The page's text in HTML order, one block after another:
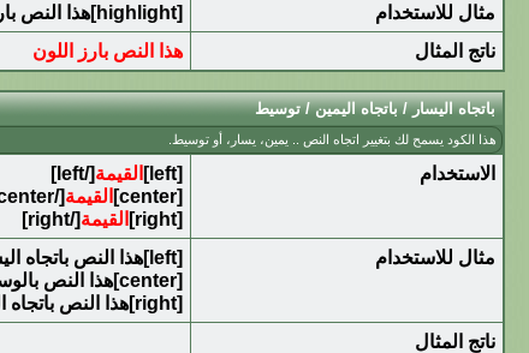
مثال للاستخدام
[highlight]هذا النص بارز اللون[/highlight]
ناتج المثال
هذا النص بارز اللون
باتجاه اليسار / باتجاه اليمين / توسيط
هذا الكود يسمح لك بتغيير اتجاه النص .. يمين، يسار، أو توسيط.
الاستخدام [left] القيمة[/left]
[center]
القيمة[/center]
[right]
القيمة[/right]
مثال للاستخدام
[left]هذا النص باتجاه اليسار[/left]
[center]هذا النص بالوسط[/center]
[right]هذا النص باتجاه اليمين[/right]
ناتج المثال